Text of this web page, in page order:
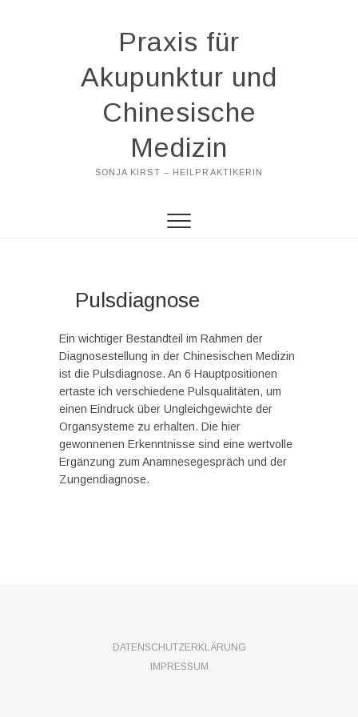
Praxis für
Akupunktur und
Chinesische
Medizin
SONJA KIRST – HEILPRAKTIKERIN
Pulsdiagnose
Ein wichtiger Bestandteil im Rahmen der
Diagnosestellung in der Chinesischen Medizin
ist die Pulsdiagnose. An 6 Hauptpositionen
ertaste ich verschiedene Pulsqualitäten, um
einen Eindruck über Ungleichgewichte der
Organsysteme zu erhalten. Die hier
gewonnenen Erkenntnisse sind eine wertvolle
Ergänzung zum Anamnesegespräch und der
Zungendiagnose.
DATENSCHUTZERKLÄRUNG
IMPRESSUM